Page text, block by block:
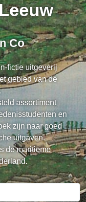
Co
fictie uitgeverij
gebied van de
assortiment
en
zijn naar goed
uitgaven.
de maritieme